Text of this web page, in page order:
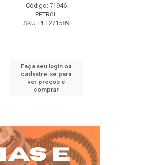
Código: 71946
PETROL
SKU: PET271589
Faça seu login ou
cadastre-se para
ver preços e
comprar